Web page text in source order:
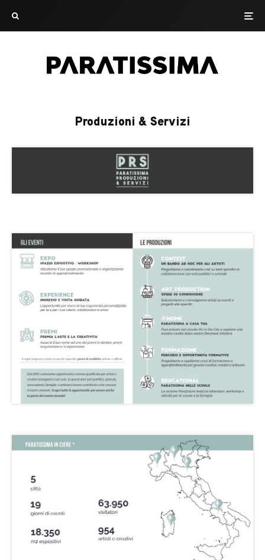
Produzioni & Servizi